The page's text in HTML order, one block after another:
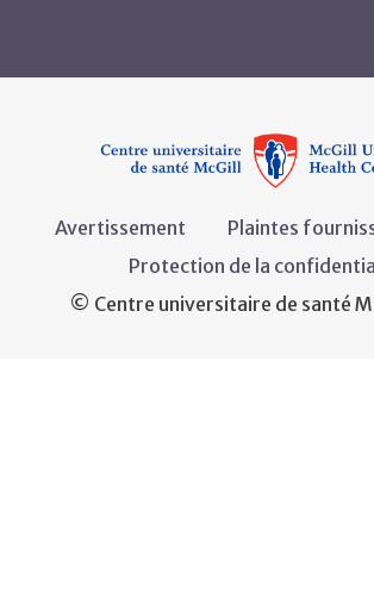
Avertissement
Plaintes
Protection de la
© Centre universitaire de santé